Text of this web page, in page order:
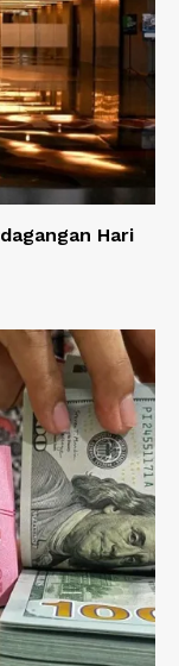
Hari